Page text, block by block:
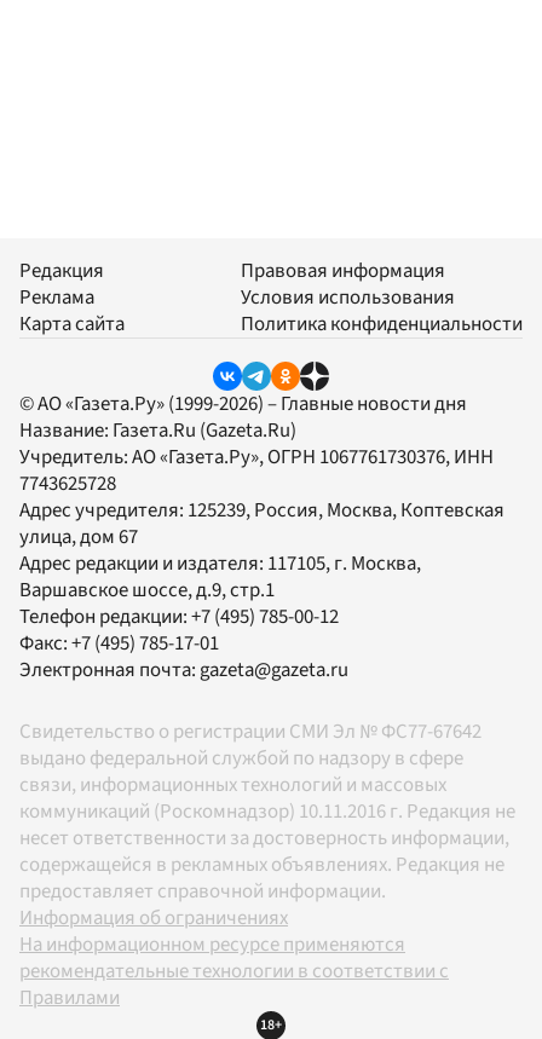
Редакция
Реклама
Карта сайта
Правовая информация
Условия использования
Политика конфиденциальности
© АО «Газета.Ру» (1999-2026) – Главные новости дня
Название: Газета.Ru (Gazeta.Ru)
Учредитель:АО «Газета.Ру», ОГРН 1067761730376, ИНН
7743625728
Адрес учредителя: 125239, Россия, Москва, Коптевская
улица, дом 67
Адрес редакции и издателя: 117105, г. Москва,
Варшавское шоссе, д.9, стр.1
Телефон редакции:+7 (495) 785-00-12
Факс:+7 (495) 785-17-01
Электронная почта: gazeta@gazeta.ru
Свидетельство о регистрации СМИ Эл № ФС77-67642
выдано федеральной службой по надзору в сфере
связи, информационных технологий и массовых
коммуникаций (Роскомнадзор) 10.11.2016 г. Редакция не
несет ответственности за достоверность информации,
содержащейся в рекламных объявлениях. Редакция не
предоставляет справочной информации.
Информация об ограничениях
На информационном ресурсе применяются
рекомендательные технологии в соответствии с
Правилами
18+